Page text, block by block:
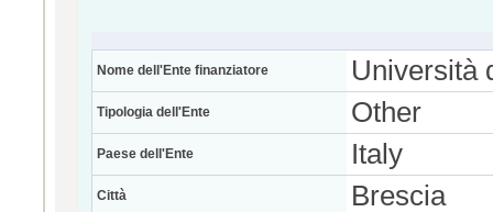
Nome dell'Ente finanziatore Università
Tipologia dell'Ente Other
Paese dell'Ente Italy
Città Brescia